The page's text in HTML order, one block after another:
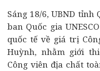
Sáng 18/6, UBND tỉnh
ban Quốc gia
quốc tế về giá trị
Huỳnh, nhằm giới
Công viên địa chất